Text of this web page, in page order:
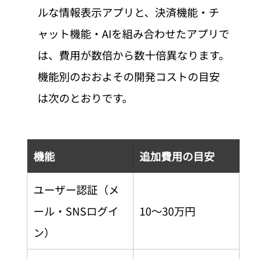
ルな情報表示アプリと、決済機能・チ
ャット機能・AIを組み合わせたアプリで
は、費用が数倍から数十倍異なります。
機能別のおおよその開発コストの目安
は次のとおりです。
機能 追加費用の目安
ユーザー認証（メ
ール・SNSログイ
ン）
10〜30万円